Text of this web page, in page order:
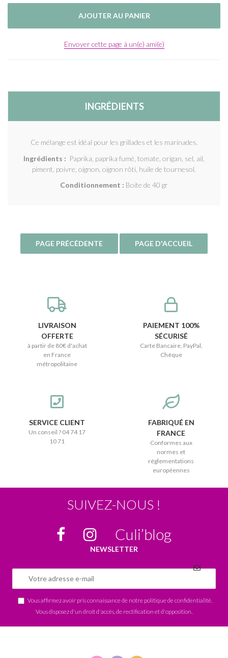
Envoyer cette page à un(e) ami(e)
INGRÉDIENTS
Ce mélange est idéal pour les grillades et les marinades.
Ingrédients : Paprika, paprika fumé, tomate, origan, sel, ail,
piment, poivre, oignon, oignon rôti, huile de tournesol.
Conditionnement : Boite de 40 gr
LIVRAISON
OFFERTE
à partir de 80€ d'achat
en France
métropolitaine
PAIEMENT 100%
SÉCURISÉ
Carte Bancaire, PayPal,
Chèque
SERVICE CLIENT
Un conseil ? 04 74 17
10 71
FABRIQUÉ EN
FRANCE
Conformes aux
normes et
réglementations
européennes
SUIVEZ-NOUS !
Culi’blog
NEWSLETTER
Vous affirmez avoir pris connaissance de notre politique de confidentialité
Vous disposez d'un droit d'accès, de rectification et d'opposition.